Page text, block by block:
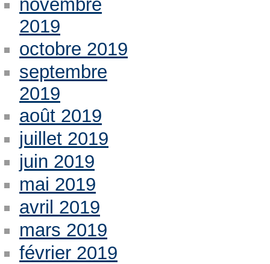
novembre
2019
octobre 2019
septembre
2019
août 2019
juillet 2019
juin 2019
mai 2019
avril 2019
mars 2019
février 2019